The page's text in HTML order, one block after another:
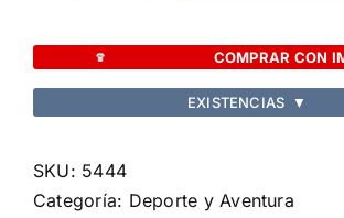
Grent
cantidad
COMPRAR CON
EXISTENCIAS ▼
SKU: 5444
Categoría: Deporte y Aventura